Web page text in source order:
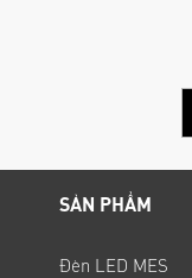
SẢN PHẨM
Đèn LED MES